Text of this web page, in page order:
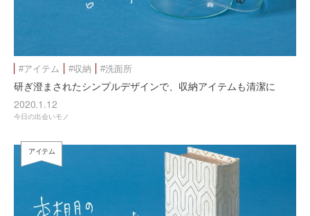
#アイテム #収納 #洗面所
研ぎ澄まされたシンプルデザインで、収納アイテムも清潔に
2020.1.12
今日の出会いモノ
アイテム